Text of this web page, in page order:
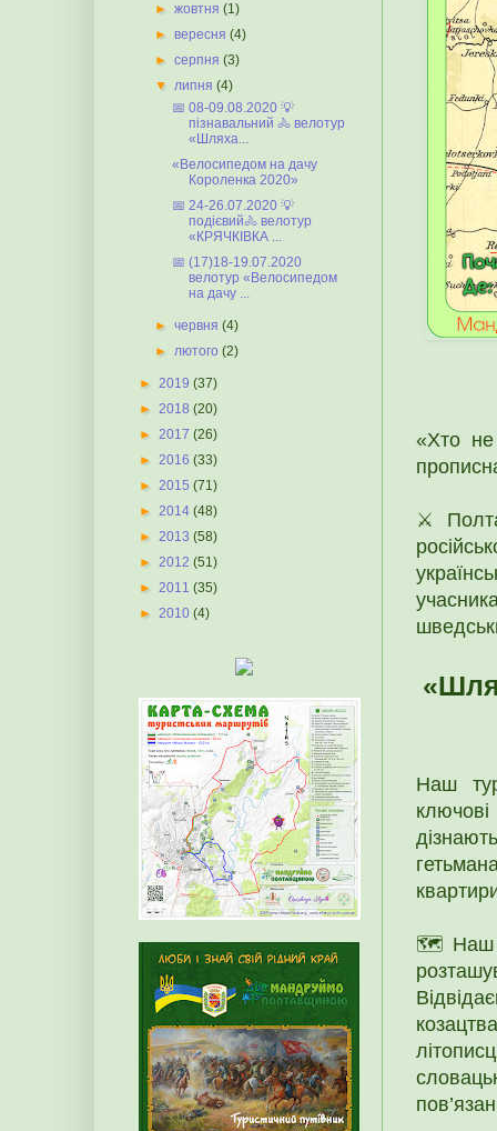
«Хто не
⚔️
Наш
ключові
🗺️ Наш
►жовтня(1)
►вересня(4)
►серпня(3)
▼липня(4)
📅 08-09.08.2020 💡
пізнавальний 🚴 велотур
«Шляха...
«Велосипедом на дачу
Короленка 2020»
📅 24-26.07.2020 💡
подієвий🚴 велотур
«КРЯЧКІВКА ...
📅 (17)18-19.07.2020
велотур «Велосипедом
на дачу ...
►червня(4)
►лютого(2)
► 2019 (37)
► 2018 (20)
► 2017 (26)
► 2016 (33)
► 2015 (71)
► 2014 (48)
► 2013 (58)
► 2012 (51)
► 2011 (35)
► 2010 (4)